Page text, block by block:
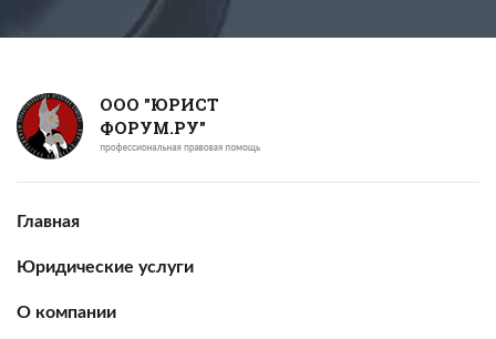
ООО "ЮРИСТ
ФОРУМ.РУ"
Главная
Юридические услуги
О компании